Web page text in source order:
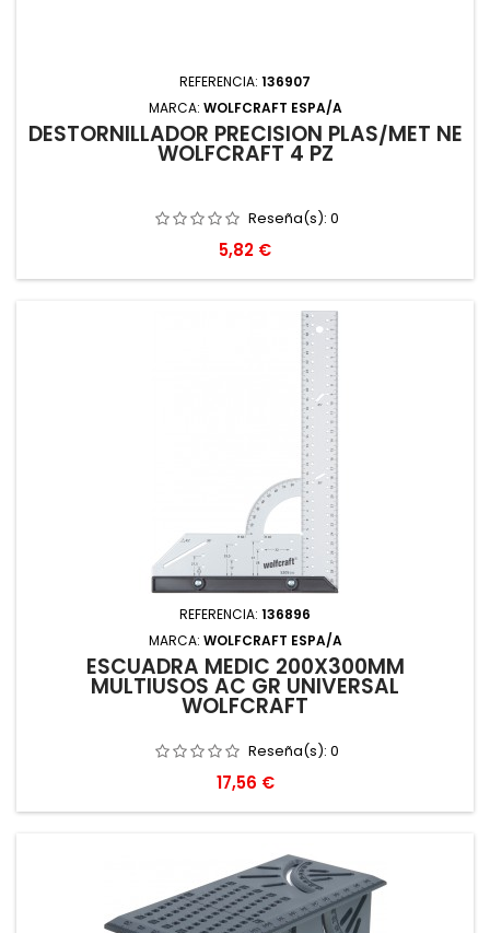
REFERENCIA: 136907
MARCA: WOLFCRAFT ESPA/A
DESTORNILLADOR PRECISION PLAS/MET NE
WOLFCRAFT 4 PZ
Reseña(s): 0
Precio
5,82 €
REFERENCIA: 136896
MARCA: WOLFCRAFT ESPA/A
ESCUADRA MEDIC 200X300MM
MULTIUSOS AC GR UNIVERSAL
WOLFCRAFT
Reseña(s): 0
Precio
17,56 €